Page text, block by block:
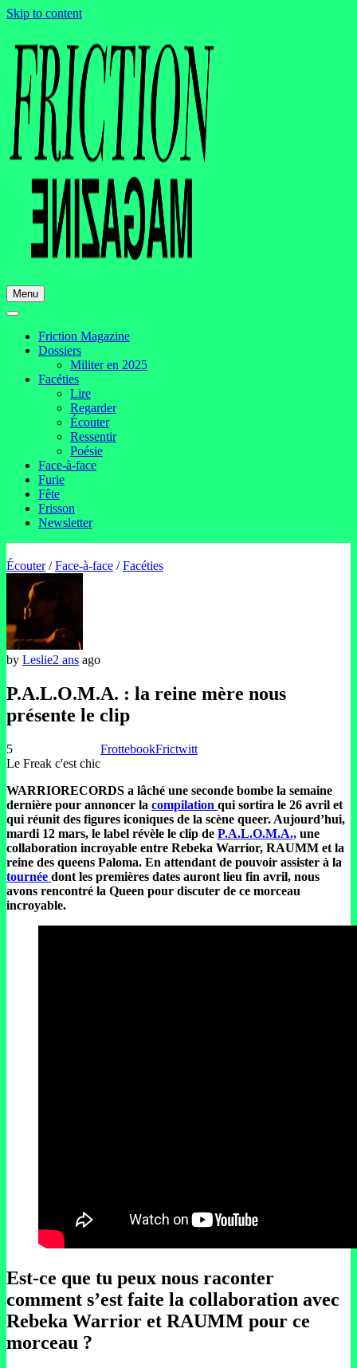
Skip to content
Menu
Friction Magazine
Dossiers
Militer en 2025
Facéties
Lire
Regarder
Écouter
Ressentir
Poésie
Face-à-face
Furie
Fête
Frisson
Newsletter
Écouter/Face-à-face /Facéties
by Leslie2 ans ago
P.A.L.O.M.A. : la reine mère nous
présente le clip
5
Le Freak c'est chic
FrottebookFrictwitt
WARRIORECORDS a lâché une seconde bombe la semaine
dernière pour annoncer la compilation qui sortira le 26 avril et
qui réunit des figures iconiques de la scène queer. Aujourd’hui,
mardi 12 mars, le label révèle le clip de P.A.L.O.M.A., une
collaboration incroyable entre Rebeka Warrior, RAUMM et la
reine des queens Paloma. En attendant de pouvoir assister à la
tournée dont les premières dates auront lieu fin avril, nous
avons rencontré la Queen pour discuter de ce morceau
incroyable.
Est-ce que tu peux nous raconter
comment s’est faite la collaboration avec
Rebeka Warrior et RAUMM pour ce
morceau ?